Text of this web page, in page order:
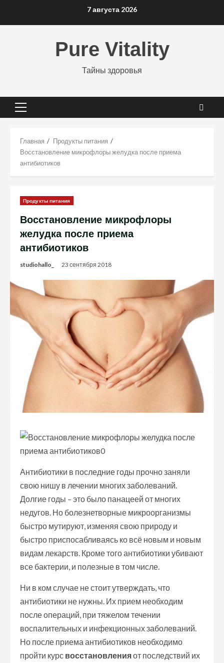
7 августа 2026
Pure Vitality
Тайны здоровья
Основное
Главная
Продукты питания
Восстановление микрофлоры желудка после приема
антибиотиков
Продукты питания
Восстановление микрофлоры
желудка после приема
антибиотиков
studiohallo_ 23 сентября 2018
Антибиотики в последние годы прочно заняли
свою нишу в лечении многих заболеваний.
Долгие годы – это было панацеей от многих
недугов. Но болезнетворные микроорганизмы
быстро мутируют, изменяя свою природу и
быстро приспосабливаясь ко всё новым и новым
видам лекарств. Кроме того антибиотики убивают
все бактерии, и полезные в том числе.
Ни в ком случае не стоит утверждать, что
антибиотики не нужны. Их прием необходим
после операций, при тяжелом течении
воспалительных и инфекционных заболеваний.
Но после приема антибиотиков необходимо
пройти курс восстановленияот последствий их